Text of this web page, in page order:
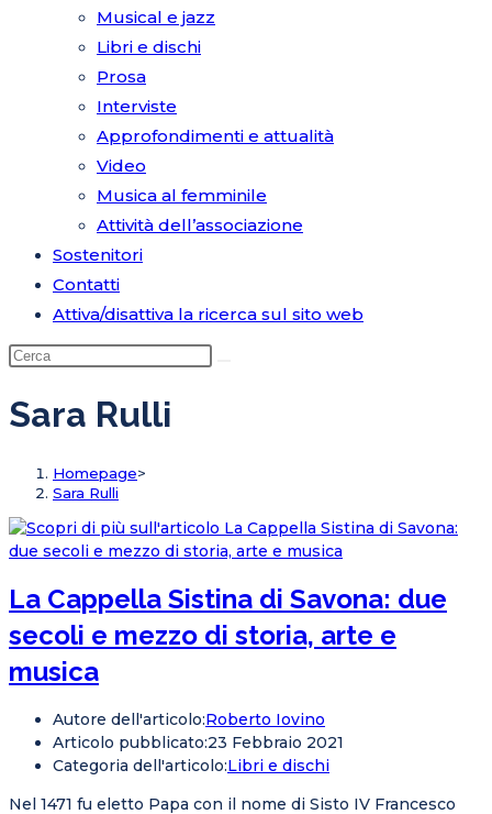
Musical e jazz
Libri e dischi
Prosa
Interviste
Approfondimenti e attualità
Video
Musica al femminile
Attività dell’associazione
Sostenitori
Contatti
Attiva/disattiva la ricerca sul sito web
Sara Rulli
Homepage>
Sara Rulli
La Cappella Sistina di Savona: due
secoli e mezzo di storia, arte e
musica
Autore dell'articolo:Roberto Iovino
Articolo pubblicato:23 Febbraio 2021
Categoria dell'articolo:Libri e dischi
Nel 1471 fu eletto Papa con il nome di Sisto IV Francesco